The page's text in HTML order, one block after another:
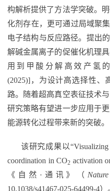
构解析提供了方法学突破。
化剂存在，更可通过局域聚
电子结构与反应路径。提出的
解碱金属离子的促催化机理
用到甲酸分解高效产氢
(2025)]，为设计高选择性、
路。随着超高真空表征技术
研究策略有望进一步应用于
能源转化过程带来新的突破。
该研究成果以“Visualizing
coordination in CO2 activation
《自然 · 通讯》（
10.1038/s41467-025-64499-4）